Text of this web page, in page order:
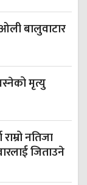
ओली बालुवाटार
मृत्यु
नतिजा
जिताउने